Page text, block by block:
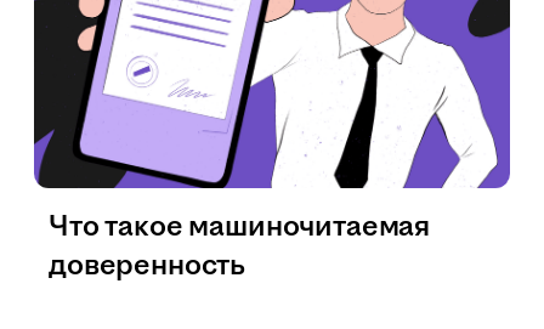
Что такое машиночитаемая
доверенность